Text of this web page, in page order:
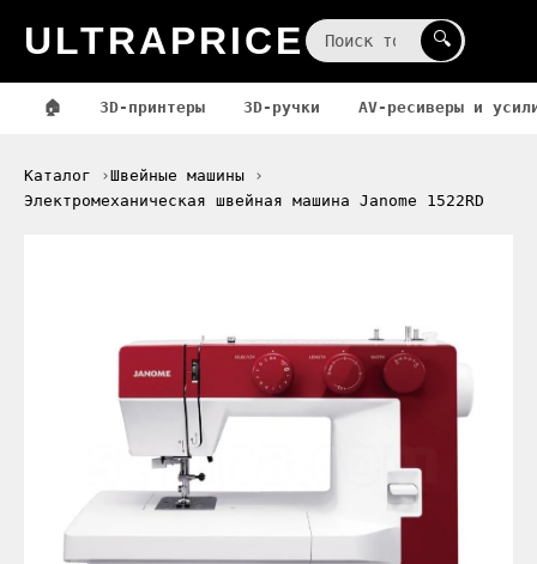
ULTRAPRICE 🔍
🏠 3D-принтеры 3D-ручки AV-ресиверы и
Каталог
Швейные машины
Электромеханическая швейная машина Janome 1522RD